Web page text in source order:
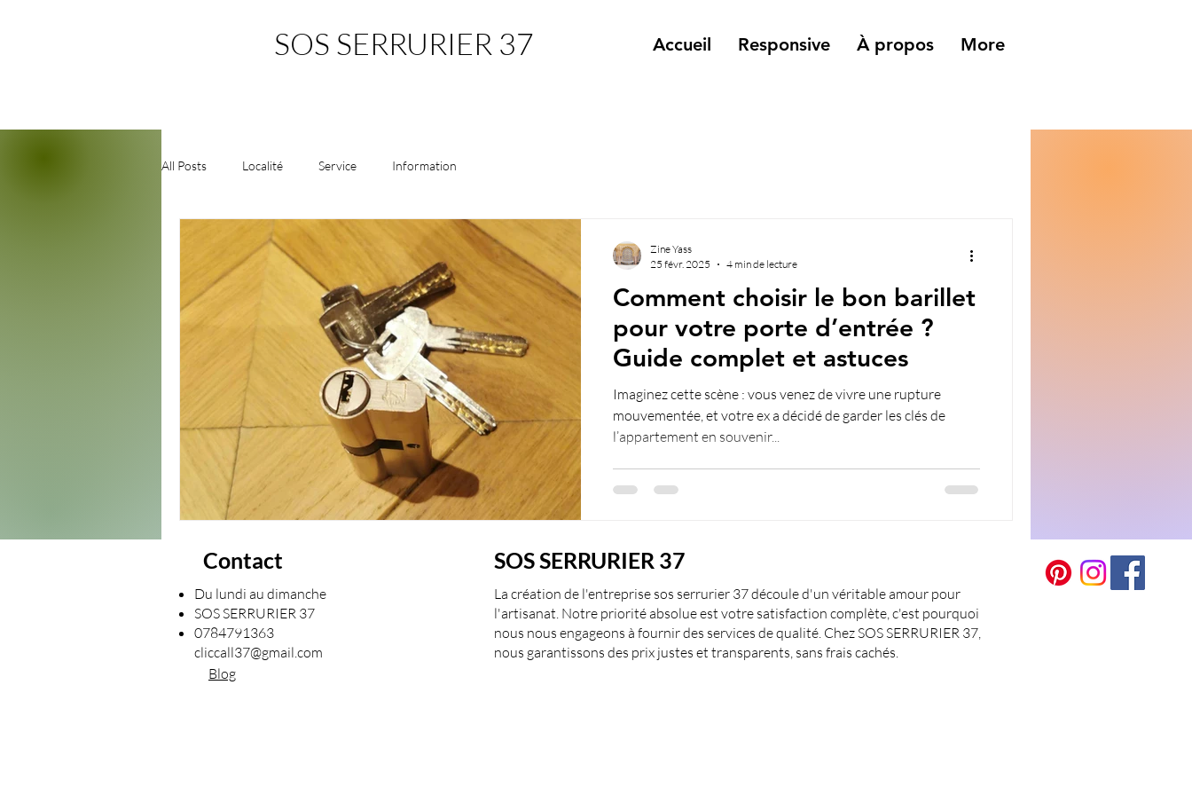
SOS SERRURIER 37 Accueil Responsive À propos More
All Posts Localité Service Information
Comment choisir le bon barillet
pour votre porte d’entrée ?
Guide complet et astuces
Imaginez cette scène : vous venez de vivre une rupture
mouvementée, et votre ex a décidé de garder les clés de
l’appartement en souvenir...
Zine Yass
25 févr. 2025
4 min de lecture
Contact
Du lundi au dimanche
SOS SERRURIER 37
0784791363
cliccall37@gmail.com
SOS SERRURIER 37
La création de l'entreprise sos serrurier 37 découle d'un véritable amour pour
l'artisanat. Notre priorité absolue est votre satisfaction complète, c'est pourquoi
nous nous engageons à fournir des services de qualité. Chez SOS SERRURIER 37,
nous garantissons des prix justes et transparents, sans frais cachés.
Blog